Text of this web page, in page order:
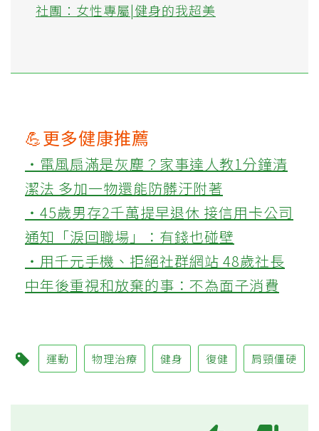
社團：女性專屬|健身的我超美
💪更多健康推薦
‧電風扇滿是灰塵？家事達人教1分鐘清
潔法 多加一物還能防髒汙附著
‧45歲男存2千萬提早退休 接信用卡公司
通知「淚回職場」：有錢也碰壁
‧用千元手機、拒絕社群網站 48歲社長
中年後重視和放棄的事：不為面子消費
運動 物理治療 健身 復健 肩頸僵硬